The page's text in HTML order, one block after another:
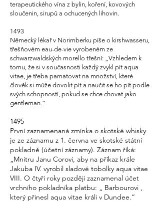
terapeutického vína z bylin, koření, kovových
sloučenin, sirupů a ochucených lihovin.
1493
Německý lékař v Norimberku píše o kirshwasseru,
třešňovém eau-de-vie vyrobeném ze
schwarzwaldských morello třešní: „Vzhledem k
tomu, že si v současnosti každý zvykl pít aqua
vitae, je třeba pamatovat na množství, které
člověk si může dovolit pít a naučit se ho pít podle
svých schopností, pokud se chce chovat jako
gentleman.“
1495
První zaznamenaná zmínka o skotské whisky
je ze záznamu z 1. června ve skotské státní
pokladně (účetní záznamy). Záznam říká:
„Mnitru Janu Corovi, aby na příkaz krále
Jakuba IV. vyrobil sladové tobolky aqua vitae
VIII. O čtyři roky později zaznamenal účet
vrchního pokladníka platbu: „ Barbourovi ,
který přinesl aqua vitae králi v Dundee.“